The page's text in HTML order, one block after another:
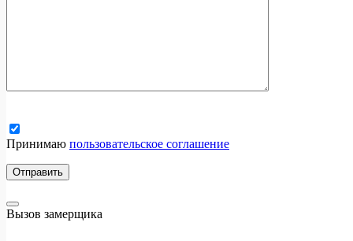
Принимаю пользовательское соглашение
Вызов замерщика